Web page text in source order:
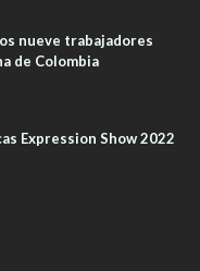
nueve trabajadores
de Colombia
Expression Show 2022